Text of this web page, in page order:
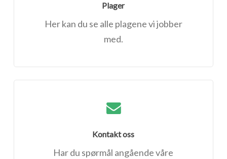
Plager
Her kan du se alle plagene vi jobber
med.
Kontakt oss
Har du spørmål angående våre